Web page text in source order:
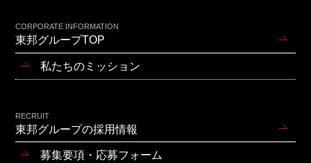
CORPORATE INFORMATION
東邦グループTOP
私たちのミッション
RECRUIT
東邦グループの採用情報
募集要項・応募フォーム